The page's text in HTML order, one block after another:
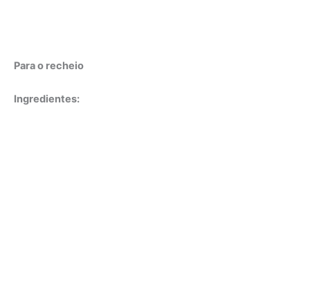
Para o recheio
Ingredientes: